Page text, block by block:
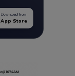
Download from
App Store